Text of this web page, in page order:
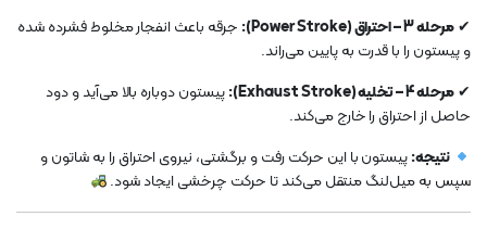
✔مرحله 3 – احتراق (Power Stroke):
جرقه باعث انفجار مخلوط فشرده شده
و پیستون را با قدرت به پایین می‌راند.
✔مرحله 4 – تخلیه (Exhaust Stroke):
پیستون دوباره بالا می‌آید و دود
حاصل از احتراق را خارج می‌کند.
نتیجه:پیستون با این حرکت رفت و برگشتی، نیروی احتراق را به شاتون و
سپس به میل‌لنگ منتقل می‌کند تا حرکت چرخشی ایجاد شود.